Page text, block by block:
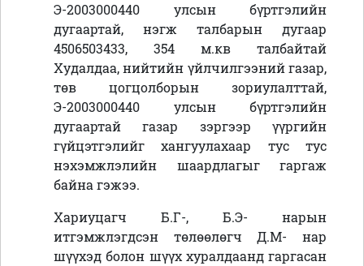
Э-2003000440 улсын бүртгэлийн
дугаартай, нэгж талбарын дугаар
4506503433, 354 м.кв талбайтай
Худалдаа, нийтийн үйлчилгээний газар,
төв цогцолборын зориулалттай,
Э-2003000440 улсын бүртгэлийн
дугаартай газар зэргээр үүргийн
гүйцэтгэлийг хангуулахаар тус тус
нэхэмжлэлийн шаардлагыг гаргаж
байна гэжээ.
Хариуцагч Б.Г-, Б.Э- нарын
итгэмжлэгдсэн төлөөлөгч Д.М- нар
шүүхэд болон шүүх хуралдаанд гаргасан